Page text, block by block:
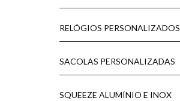
RELÓGIOS PERSONALIZADOS
SACOLAS PERSONALIZADAS
SQUEEZE ALUMÍNIO E INOX